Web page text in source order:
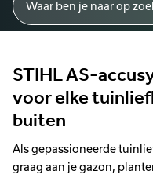
STIHL AS-
voor elke
buiten
Als gepassioneerde
graag aan je gazon,